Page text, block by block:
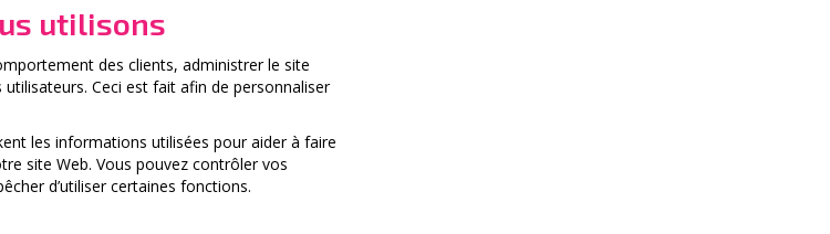
utilisons
des clients, administrer le site
Ceci est fait afin de personnaliser
les informations utilisées pour aider à faire
site Web. Vous pouvez contrôler vos
d’utiliser certaines fonctions.